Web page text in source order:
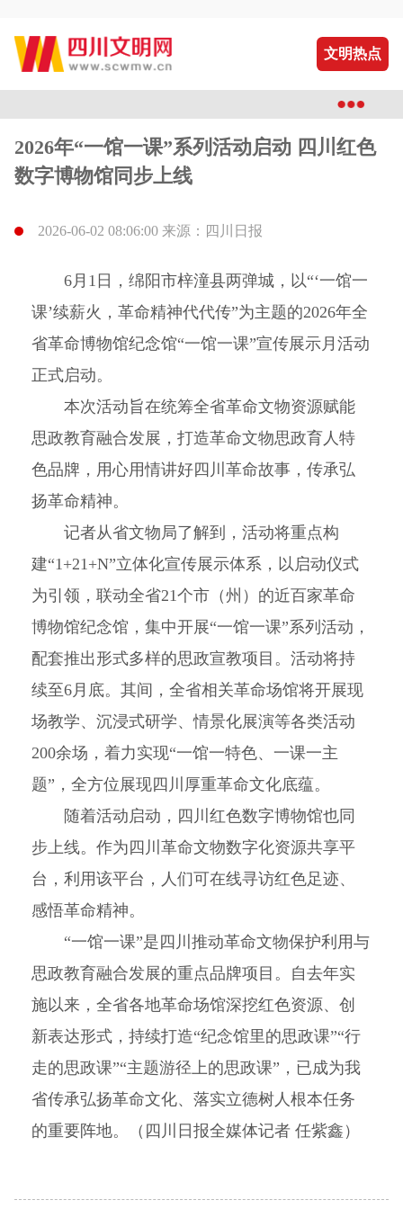
文明热点
2026年“一馆一课”系列活动启动 四川红色
数字博物馆同步上线
2026-06-02 08:06:00 来源：四川日报
6月1日，绵阳市梓潼县两弹城，以“‘一馆一
课’续薪火，革命精神代代传”为主题的2026年全
省革命博物馆纪念馆“一馆一课”宣传展示月活动
正式启动。
本次活动旨在统筹全省革命文物资源赋能
思政教育融合发展，打造革命文物思政育人特
色品牌，用心用情讲好四川革命故事，传承弘
扬革命精神。
记者从省文物局了解到，活动将重点构
建“1+21+N”立体化宣传展示体系，以启动仪式
为引领，联动全省21个市（州）的近百家革命
博物馆纪念馆，集中开展“一馆一课”系列活动，
配套推出形式多样的思政宣教项目。活动将持
续至6月底。其间，全省相关革命场馆将开展现
场教学、沉浸式研学、情景化展演等各类活动
200余场，着力实现“一馆一特色、一课一主
题”，全方位展现四川厚重革命文化底蕴。
随着活动启动，四川红色数字博物馆也同
步上线。作为四川革命文物数字化资源共享平
台，利用该平台，人们可在线寻访红色足迹、
感悟革命精神。
“一馆一课”是四川推动革命文物保护利用与
思政教育融合发展的重点品牌项目。自去年实
施以来，全省各地革命场馆深挖红色资源、创
新表达形式，持续打造“纪念馆里的思政课”“行
走的思政课”“主题游径上的思政课”，已成为我
省传承弘扬革命文化、落实立德树人根本任务
的重要阵地。（四川日报全媒体记者 任紫鑫）